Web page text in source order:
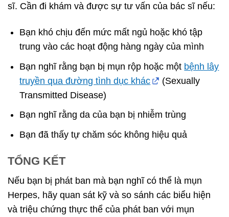
sĩ. Cần đi khám và được sự tư vấn của bác sĩ nếu:
Bạn khó chịu đến mức mất ngủ hoặc khó tập
trung vào các hoạt động hàng ngày của mình
Bạn nghĩ rằng bạn bị mụn rộp hoặc một bệnh lây
truyền qua đường tình dục khác
(Sexually
Transmitted Disease)
Bạn nghĩ rằng da của bạn bị nhiễm trùng
Bạn đã thấy tự chăm sóc không hiệu quả
TỔNG KẾT
Nếu bạn bị phát ban mà bạn nghĩ có thể là mụn
Herpes, hãy quan sát kỹ và so sánh các biểu hiện
và triệu chứng thực thể của phát ban với mụn